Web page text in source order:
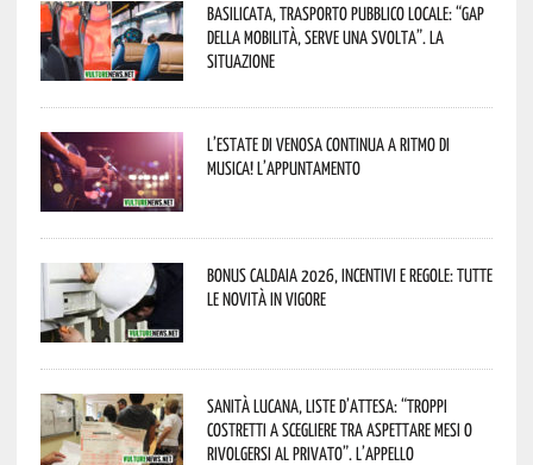
Basilicata, trasporto pubblico locale: “Gap
della mobilità, serve una svolta”. La
situazione
L’estate di Venosa continua a ritmo di
musica! L’appuntamento
Bonus caldaia 2026, incentivi e regole: tutte
le novità in vigore
Sanità lucana, liste d’attesa: “Troppi
costretti a scegliere tra aspettare mesi o
rivolgersi al privato”. L’appello